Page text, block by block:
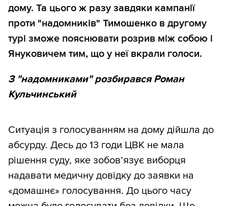
дому. Та цього ж разу завдяки кампанії
проти "надомників" Тимошенко в другому
турі зможе пояснювати розрив між собою і
Януковичем тим, що у неї вкрали голоси.
З "надомниками" розбирався Роман
Кульчинський
Ситуація з голосуванням на дому дійшла до
абсурду. Десь до 13 годи ЦВК не мала
рішення суду, яке зобов’язує виборця
надавати медичну довідку до заявки на
«домашнє» голосування. До цього часу